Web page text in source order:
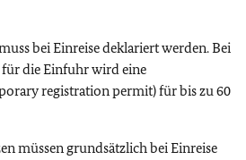
bei Einreise deklariert werden. Bei
die Einfuhr wird eine
registration permit) für bis zu 60
müssen grundsätzlich bei Einreise